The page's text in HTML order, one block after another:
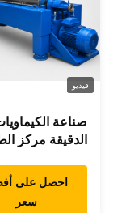
فيديو
صناعة
الدقيقة مركز
احصل على
سعر